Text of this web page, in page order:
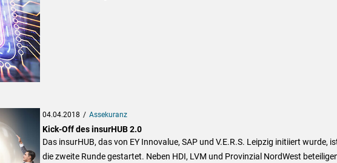
04.04.2018 Assekuranz
Kick-Off des insurHUB 2.0
Das insurHUB, das von EY Innovalue, SAP und V.E.R.S. Leipzig initiiert wurde,
die zweite Runde gestartet. Neben HDI, LVM und Provinzial NordWest